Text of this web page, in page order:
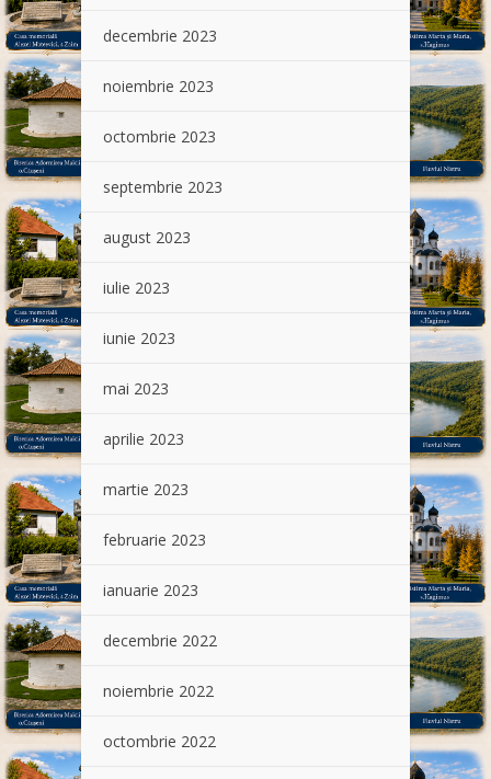
decembrie 2023
noiembrie 2023
octombrie 2023
septembrie 2023
august 2023
iulie 2023
iunie 2023
mai 2023
aprilie 2023
martie 2023
februarie 2023
ianuarie 2023
decembrie 2022
noiembrie 2022
octombrie 2022